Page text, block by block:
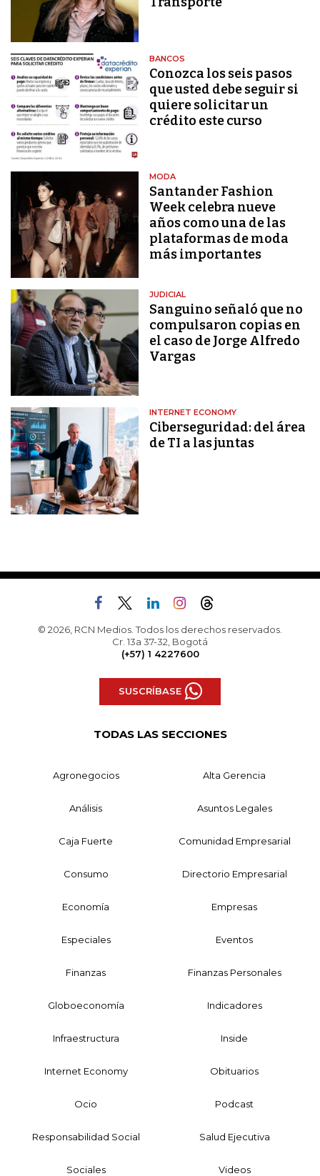
BANCOS
Conozca los seis pasos
que usted debe seguir si
quiere solicitar un
crédito este curso
MODA
Santander Fashion
Week celebra nueve
años como una de las
plataformas de moda
más importantes
JUDICIAL
Sanguino señaló que no
compulsaron copias en
el caso de Jorge Alfredo
Vargas
INTERNET ECONOMY
Ciberseguridad: del área
de TI a las juntas
© 2026, RCN Medios. Todos los derechos reservados.
Cr. 13a 37-32, Bogotá
(+57) 1 4227600
SUSCRÍBASE
TODAS LAS SECCIONES
Agronegocios Alta Gerencia
Análisis Asuntos Legales
Caja Fuerte Comunidad Empresarial
Consumo Directorio Empresarial
Economía Empresas
Especiales Eventos
Finanzas Finanzas Personales
Globoeconomía Indicadores
Infraestructura Inside
Internet Economy Obituarios
Ocio Podcast
Responsabilidad Social Salud Ejecutiva
Sociales Videos